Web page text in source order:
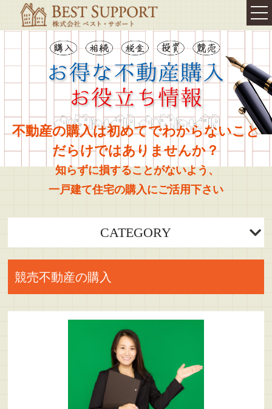
TOP
我が家の
相続対策・終活
相続
コンサルティング
相続コンサルティング
相続セミナー
相続診断
遺言書の作成
不動産お役立ち情報
ニュース
お問い合わせ
プライバシーポリシー
サイトマップ
不動産の購入は初めてでわからないこと
だらけではありませんか？
知らずに損することがないよう、
一戸建て住宅の購入にご活用下さい
CATEGORY
競売不動産の購入